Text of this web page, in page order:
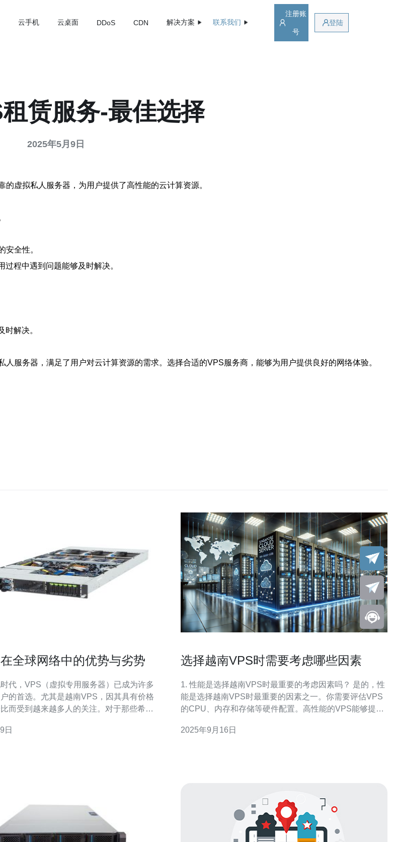
云手机 云桌面 DDoS CDN 解决方案 联系我们
注册账
号
登陆
赁服务-最佳选择
2025年5月9日
虚拟私人服务器，为用户提供了高性能的云计算资源。
安全性。
程中遇到问题能够及时解决。
解决。
服务器，满足了用户对云计算资源的需求。选择合适的VPS服务商，能够为用户提供良好的网络体验。
全球网络中的优势与劣势
代，VPS（虚拟专用服务器）已成为许多
的首选。尤其是越南VPS，因其具有价格
而受到越来越多人的关注。对于那些希望
可能是一个理想的选择。然而，越南VPS
日
选择越南VPS时需要考虑哪些因素
1. 性能是选择越南VPS时最重要的考虑因素吗？ 是的，性
能是选择越南VPS时最重要的因素之一。你需要评估VPS
的CPU、内存和存储等硬件配置。高性能的VPS能够提供
应用程序在高流量情况下依然稳定运行。此外，选择SSD
2025年9月16日